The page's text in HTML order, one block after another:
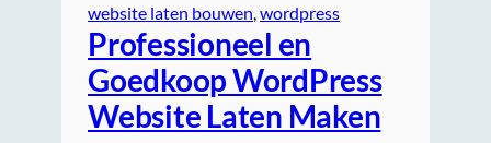
website laten bouwen wordpress
Professioneel en
Goedkoop WordPress
Website Laten Maken